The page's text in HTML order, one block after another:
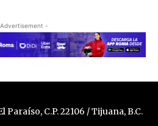
-
Paraíso, C.P. 22106 / Tijuana, B.C.